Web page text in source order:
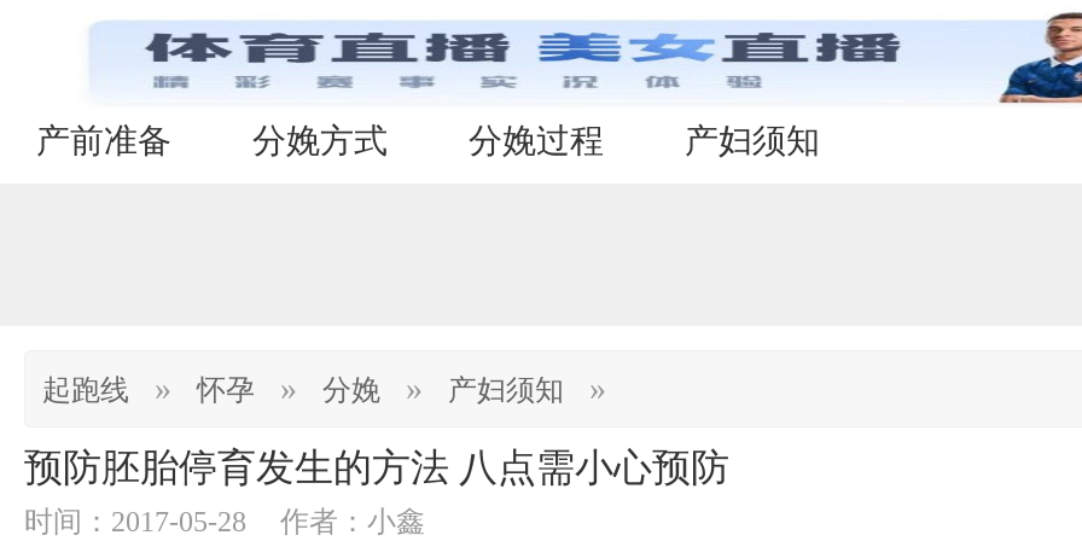
产前准备 分娩方式 分娩过程 产妇须知
起跑线 » 怀孕 » 分娩 » 产妇须知 »
预防胚胎停育发生的方法 八点需小心预防
时间：2017-05-28 作者：小鑫